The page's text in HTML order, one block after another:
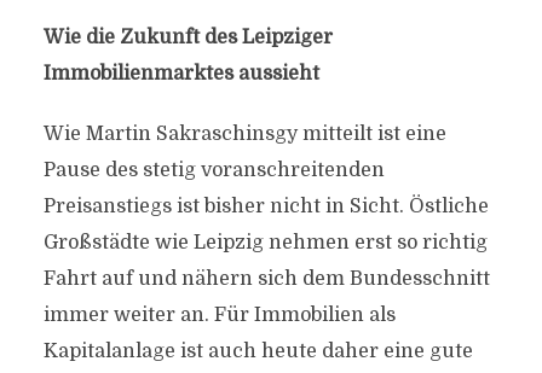
Wie die Zukunft des Leipziger
Immobilienmarktes aussieht
Wie Martin Sakraschinsgy mitteilt ist eine
Pause des stetig voranschreitenden
Preisanstiegs ist bisher nicht in Sicht. Östliche
Großstädte wie Leipzig nehmen erst so richtig
Fahrt auf und nähern sich dem Bundesschnitt
immer weiter an. Für Immobilien als
Kapitalanlage ist auch heute daher eine gute